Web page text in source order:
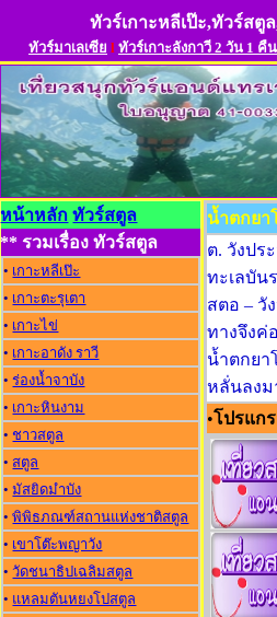
ทัวร์เกาะหลีเป๊ะ,ทัวร์สตู
ทัวร์มาเลเซีย l ทัวร์เกาะลังกาวี 2 วัน 1 คืน
หน้าหลัก ทัวร์สตูล
** รวมเรื่อง ทัวร์สตูล
• เกาะหลีเป๊ะ
• เกาะตะรุเตา
• เกาะไข่
• เกาะอาดัง ราว
• ร่องน้ำจาบัง
• เกาะหินงาม
• ชาวสตูล
• สตูล
• มัสยิดมำบัง
• พิพิธภณฑ์สถานแห่งชาติสตูล
• เขาโต๊ะพญาวัง
• วัดชนาธิปเฉลิมสตูล
• แหลมตันหยงโปสตูล
น้ำตกยา
ต. วังปร
ทะเลบัน
สตอ – วั
ทางจึงค่
น้ำตกยา
หลั่นลง
•โปรแก